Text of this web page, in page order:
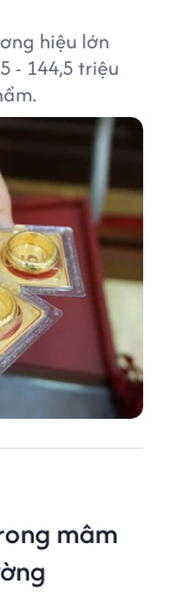
hiệu lớn
- 144,5 triệu
mâm